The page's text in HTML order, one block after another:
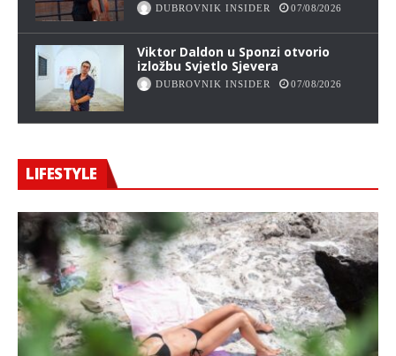
DUBROVNIK INSIDER 07/08/2026
Viktor Daldon u Sponzi otvorio
izložbu Svjetlo Sjevera
DUBROVNIK INSIDER 07/08/2026
LIFESTYLE